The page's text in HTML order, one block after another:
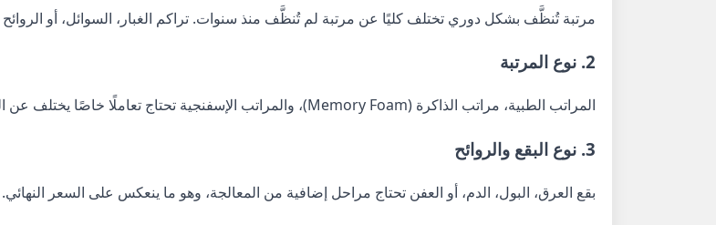
مرتبة تُنظَّف بشكل دوري تختلف كليًا عن مرتبة لم تُنظَّف منذ سنوات. تراكم الغبار، السوائل، أو
2. نوع المرتبة
المراتب الطبية، مراتب الذاكرة (Memory Foam)، والمراتب الإسفنجية تحتاج تعاملًا خاصًا يختلف عن المراتب العادية.
3. نوع البقع والروائح
بقع العرق، البول، الدم، أو العفن تحتاج مراحل إضافية من المعالجة، وهو ما ينعكس على السعر النهائي.